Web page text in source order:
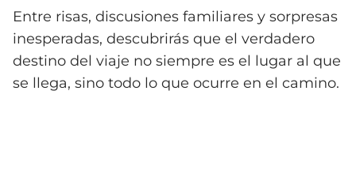
Entre risas, discusiones familiares y sorpresas
inesperadas, descubrirás que el verdadero
destino del viaje no siempre es el lugar al que
se llega, sino todo lo que ocurre en el camino.